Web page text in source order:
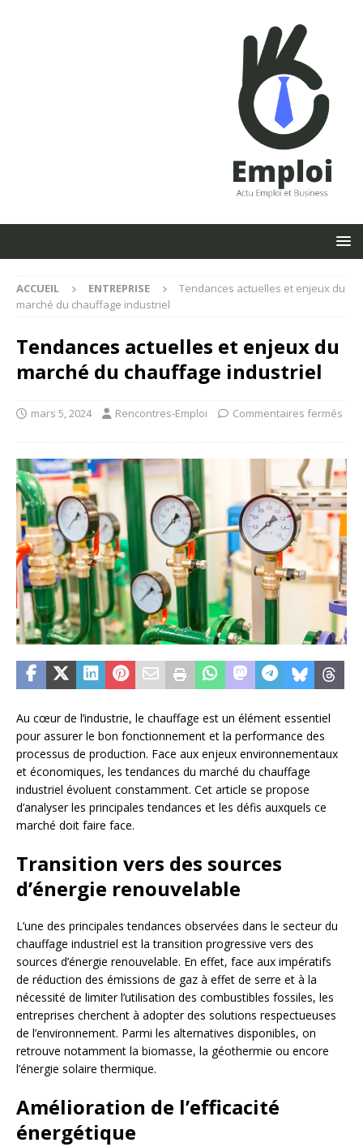
ACCUEIL ENTREPRISE
Tendances actuelles et enjeux du
marché du chauffage industriel
Tendances actuelles et enjeux du
marché du chauffage industriel
mars 5, 2024 Rencontres-Emploi Commentaires fermés
Au cœur de l’industrie, le chauffage est un élément essentiel
pour assurer le bon fonctionnement et la performance des
processus de production. Face aux enjeux environnementaux
et économiques, les tendances du marché du chauffage
industriel évoluent constamment. Cet article se propose
d’analyser les principales tendances et les défis auxquels ce
marché doit faire face.
Transition vers des sources
d’énergie renouvelable
L’une des principales tendances observées dans le secteur du
chauffage industriel est la transition progressive vers des
sources d’énergie renouvelable. En effet, face aux impératifs
de réduction des émissions de gaz à effet de serre et à la
nécessité de limiter l’utilisation des combustibles fossiles, les
entreprises cherchent à adopter des solutions respectueuses
de l’environnement. Parmi les alternatives disponibles, on
retrouve notamment la biomasse, la géothermie ou encore
l’énergie solaire thermique.
Amélioration de l’efficacité
énergétique